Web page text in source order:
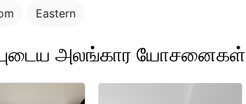
Eastern
அலங்கார யோசனைகள்